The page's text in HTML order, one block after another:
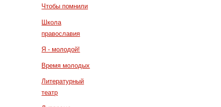
Чтобы помнили
Школа
православия
Я - молодой!
Время молодых
Литературный
театр